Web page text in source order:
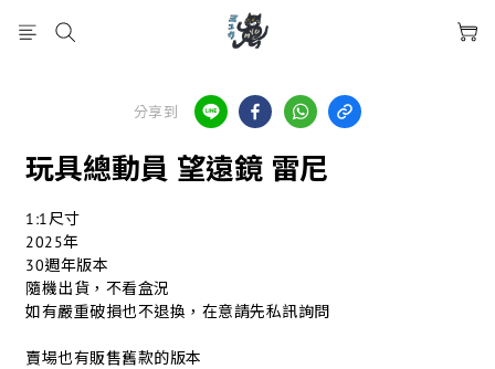
分享到
玩具總動員 望遠鏡 雷尼
1:1尺寸
2025年
30週年版本
隨機出貨，不看盒況
如有嚴重破損也不退換，在意請先私訊詢問
賣場也有販售舊款的版本